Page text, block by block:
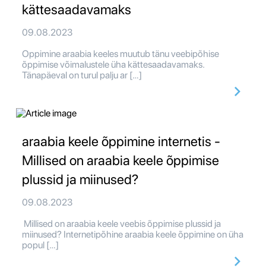
kättesaadavamaks
09.08.2023
Oppimine araabia keeles muutub tänu veebipõhise
õppimise võimalustele üha kättesaadavamaks.
Tänapäeval on turul palju ar […]
araabia keele õppimine internetis -
Millised on araabia keele õppimise
plussid ja miinused?
09.08.2023
Millised on araabia keele veebis õppimise plussid ja
miinused? Internetipõhine araabia keele õppimine on üha
popul […]